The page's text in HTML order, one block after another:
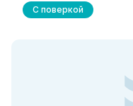
С поверкой